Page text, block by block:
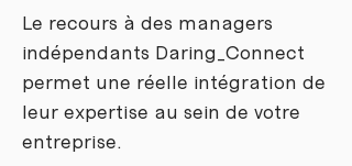
Le recours à des managers
indépendants Daring_Connect
permet une réelle intégration de
leur expertise au sein de votre
entreprise.